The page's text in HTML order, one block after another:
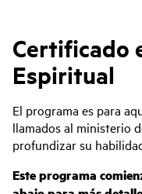
Certificado
Espiritual
El programa es para
llamados al ministerio
profundizar su
Este programa